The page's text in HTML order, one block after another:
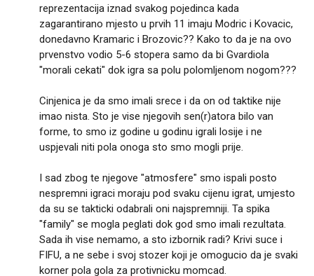
reprezentacija iznad svakog pojedinca kada
zagarantirano mjesto u prvih 11 imaju Modric i Kovacic,
donedavno Kramaric i Brozovic?? Kako to da je na ovo
prvenstvo vodio 5-6 stopera samo da bi Gvardiola
"morali cekati" dok igra sa polu polomljenom nogom???
Cinjenica je da smo imali srece i da on od taktike nije
imao nista. Sto je vise njegovih sen(r)atora bilo van
forme, to smo iz godine u godinu igrali losije i ne
uspjevali niti pola onoga sto smo mogli prije.
I sad zbog te njegove "atmosfere" smo ispali posto
nespremni igraci moraju pod svaku cijenu igrat, umjesto
da su se takticki odabrali oni najspremniji. Ta spika
"family" se mogla peglati dok god smo imali rezultata.
Sada ih vise nemamo, a sto izbornik radi? Krivi suce i
FIFU, a ne sebe i svoj stozer koji je omogucio da je svaki
korner pola gola za protivnicku momcad.